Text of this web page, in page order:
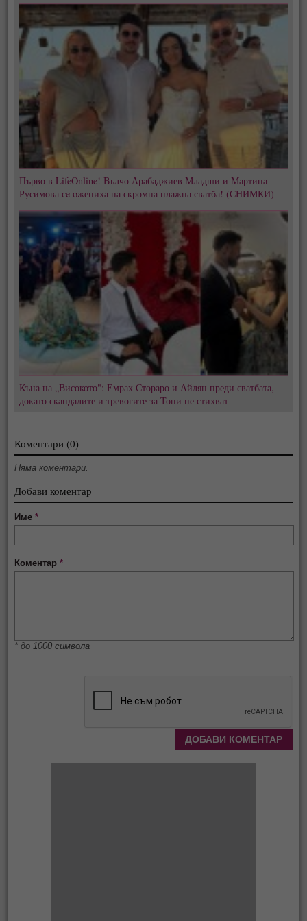
Първо в LifeOnline! Вълчо Арабаджиев Младши и Мартина
Русимова сe oжениха на скромна плажна сватба! (СНИМКИ)
Къна на „Високото": Емрах Стораро и Айлян преди сватбата,
докато скандалите и тревогите за Тони не стихват
Коментари (0)
Няма коментари.
Добави коментар
Име*
Коментар*
* до 1000 символа